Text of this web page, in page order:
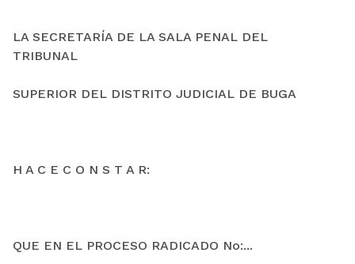
LA SECRETARÍA DE LA SALA PENAL DEL
TRIBUNAL
SUPERIOR DEL DISTRITO JUDICIAL DE BUGA
H A C E C O N S T A R:
QUE EN EL PROCESO RADICADO No:...